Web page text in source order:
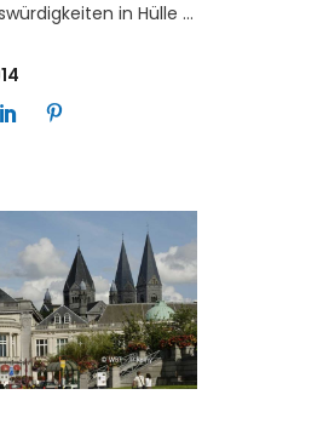
in Hülle